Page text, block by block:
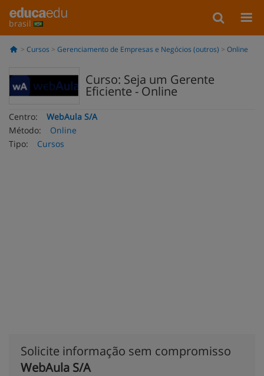
brasil
Cursos Gerenciamento de Empresas e Negócios (outros) Online
Curso: Seja um Gerente
Eficiente - Online
Centro:
WebAula S/A
Método:
Online
Tipo:
Cursos
Solicite informação sem compromisso
WebAula S/A